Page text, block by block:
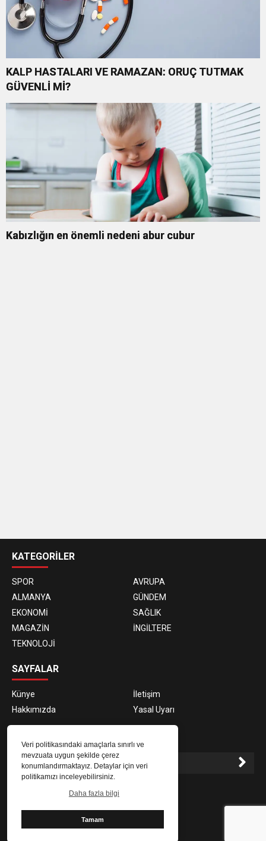
Veri politikasındaki amaçlarla sınırlı ve
mevzuata uygun şekilde çerez
konumlandırmaktayız. Detaylar için veri
politikamızı inceleyebilirsiniz.
Daha fazla bilgi
Tamam
KALP HASTALARI VE RAMAZAN: ORUÇ TUTMAK
GÜVENLİ Mİ?
Kabızlığın en önemli nedeni abur cubur
siteleri
KATEGORİLER
SPOR
AVRUPA
ALMANYA
GÜNDEM
EKONOMİ
SAĞLIK
MAGAZİN
İNGİLTERE
TEKNOLOJİ
SAYFALAR
Künye
İletişim
Hakkımızda
Yasal Uyarı